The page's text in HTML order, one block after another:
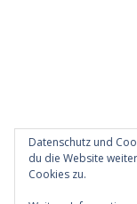
Diese Website
Datenschutz und
du die Website
Cookies zu.